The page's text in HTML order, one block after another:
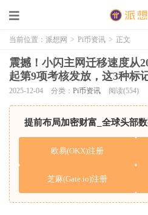
当前位置： 派想网 > Pi币资讯 > 正文
震撼！小闪主网迁移速度从
起第9项考核发放，这3种标
2025-12-04 分类： Pi币资讯 阅读(554)
提前布局加密财富_全球头部
欧易(OKX)注册
芝麻(Gate.io)注册